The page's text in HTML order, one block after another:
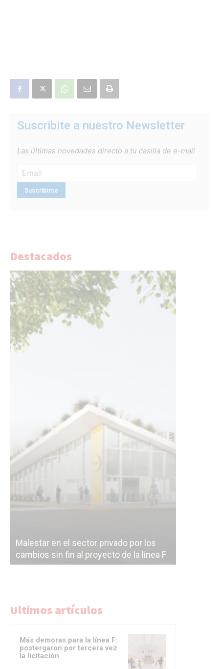
Suscribite a nuestro Newsletter
Las últimas novedades directo a tu casilla de e-mail
Destacados
Malestar en el sector privado por los
cambios sin fin al proyecto de la línea F
Ultimos artículos
Más demoras para la línea F:
postergaron por tercera vez
la licitación